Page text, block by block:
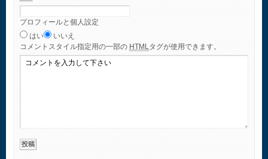
プロフィールと個人設定
はい
いいえ
コメント スタイル指定用の一部の HTMLタグが使用できます。